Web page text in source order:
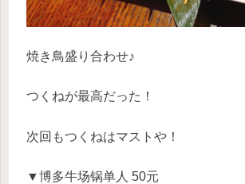
焼き鳥盛り合わせ♪
つくねが最高だった！
次回もつくねはマストや！
▼博多牛场锅单人 50元